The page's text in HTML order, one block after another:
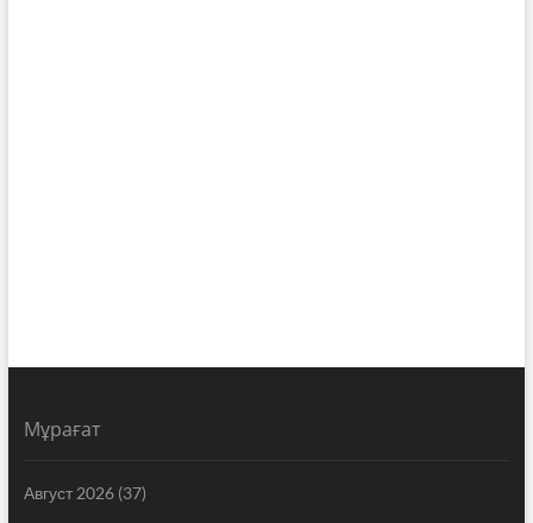
Мұрағат
Август 2026(37)